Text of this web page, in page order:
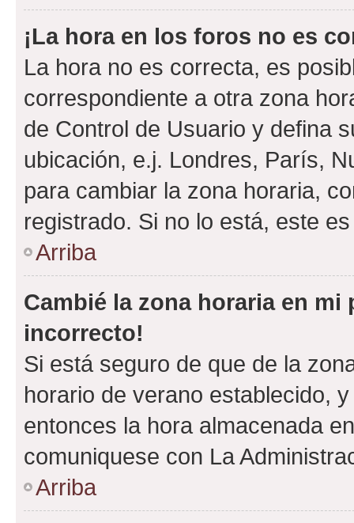
¡La hora en los foros no es
La hora no es correcta, es
correspondiente a otra zona
de Control de Usuario y defina
ubicación, e.j. Londres, París,
para cambiar la zona horaria,
registrado. Si no lo está, este
Arriba
Cambié la zona horaria en
incorrecto!
Si está seguro de que de la
horario de verano establecido,
entonces la hora almacenada
comuniquese con La
Arriba